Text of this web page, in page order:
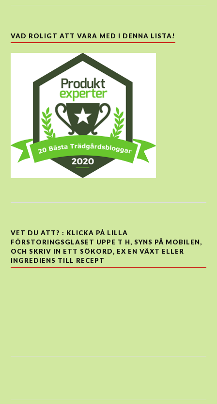
VAD ROLIGT ATT VARA MED I DENNA LISTA!
VET DU ATT? : KLICKA PÅ LILLA
FÖRSTORINGSGLASET UPPE T H, SYNS PÅ MOBILEN,
OCH SKRIV IN ETT SÖKORD, EX EN VÄXT ELLER
INGREDIENS TILL RECEPT